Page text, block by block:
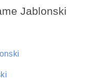
Jablonski